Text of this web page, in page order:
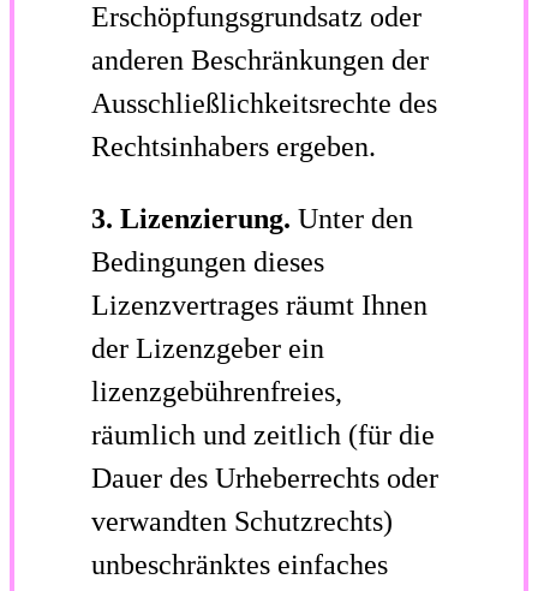
Erschöpfungsgrundsatz oder
anderen Beschränkungen der
Ausschließlichkeitsrechte des
Rechtsinhabers ergeben.
3. Lizenzierung. Unter den
Bedingungen dieses
Lizenzvertrages räumt Ihnen
der Lizenzgeber ein
lizenzgebührenfreies,
räumlich und zeitlich (für die
Dauer des Urheberrechts oder
verwandten Schutzrechts)
unbeschränktes einfaches